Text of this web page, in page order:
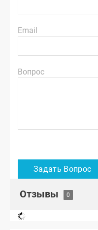
Email
Вопрос
Отзывы